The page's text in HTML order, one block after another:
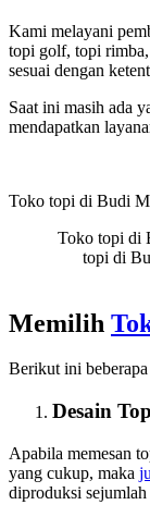
Kami melayani
topi golf, topi rimba,
sesuai dengan
Saat ini masih ada
mendapatkan
Toko topi di Budi
Toko topi di
topi di
Memilih
Berikut ini
Desain
Apabila memesan
yang cukup, maka
diproduksi